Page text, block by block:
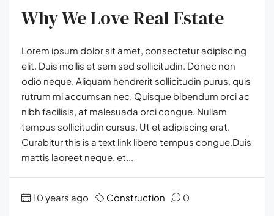
Why We Love Real Estate
Lorem ipsum dolor sit amet, consectetur adipiscing
elit. Duis mollis et sem sed sollicitudin. Donec non
odio neque. Aliquam hendrerit sollicitudin purus, quis
rutrum mi accumsan nec. Quisque bibendum orci ac
nibh facilisis, at malesuada orci congue. Nullam
tempus sollicitudin cursus. Ut et adipiscing erat.
Curabitur this is a text link libero tempus congue.Duis
mattis laoreet neque, et...
10 years ago Construction 0